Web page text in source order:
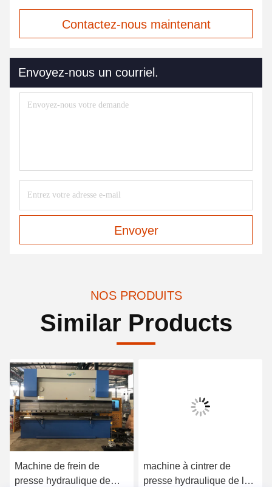
Contactez-nous maintenant
Envoyez-nous un courriel.
Envoyer
NOS PRODUITS
Similar Products
Machine de frein de
presse hydraulique de
machine à cintrer de
presse hydraulique de la